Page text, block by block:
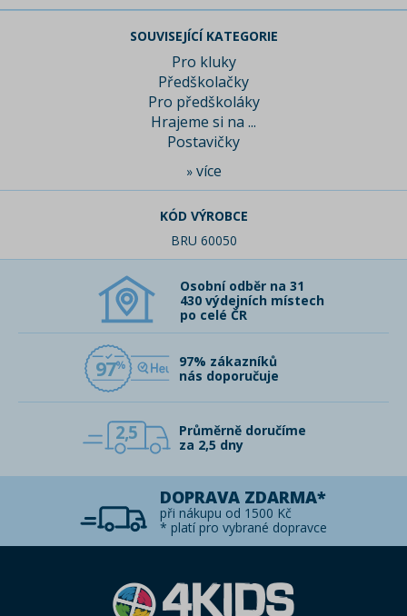
SOUVISEJÍCÍ KATEGORIE
Pro kluky
Předškolačky
Pro předškoláky
Hrajeme si na ...
Postavičky
» více
KÓD VÝROBCE
BRU 60050
Osobní odběr na 31
430 výdejních místech
po celé ČR
97
97% zákazníků
nás doporučuje
2,5
Průměrně doručíme
za 2,5 dny
DOPRAVA ZDARMA*
při nákupu od 1500 Kč
* platí pro vybrané dopravce